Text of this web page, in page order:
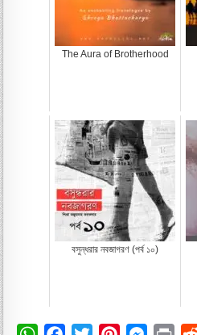
The Aura of Brotherhood
বসুন্ধরার নবজাগরণ (পর্ব ১০)